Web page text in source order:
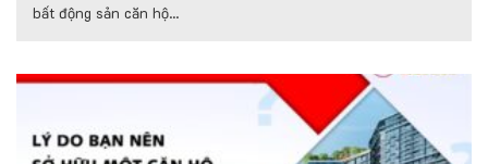
bất động sản căn hộ...